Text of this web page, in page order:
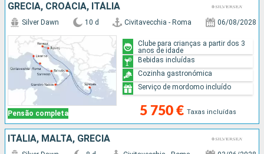
GRÉCIA, CROÁCIA, ITÁLIA
Pensão completa
Silver Dawn 10 d Civitavecchia - Roma 06/08/2028
5 750 € Taxas incluídas
Clube para crianças a partir dos 3
anos de idade
Bebidas incluídas
Cozinha gastronómica
Serviço de mordomo incluído
ITÁLIA, MALTA, GRÉCIA